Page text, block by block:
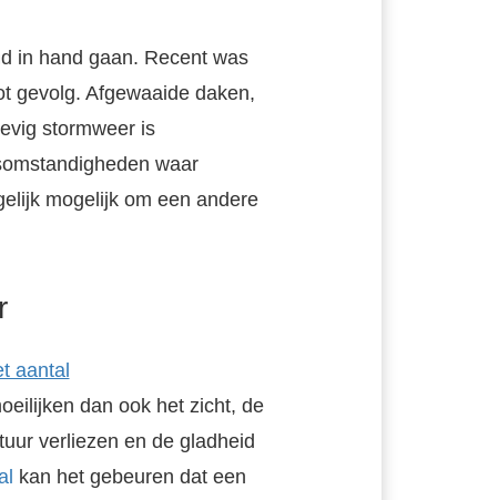
in hand gaan. Recent was
gevolg. Afgewaaide daken,
stormweer is
waar
mogelijk om een andere
aantal
dan ook het zicht, de
verliezen en de gladheid
kan het gebeuren dat een